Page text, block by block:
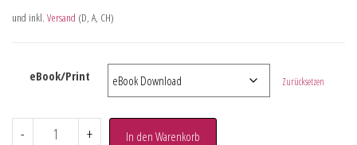
und inkl. Versand (D, A, CH)
eBook/Print Zurücksetzen
- + In den Warenkorb